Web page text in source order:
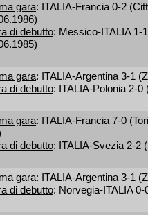
gara: ITALIA-Francia 0-2
di debutto: Messico-ITALIA 1-
gara: ITALIA-Argentina 3-1
di debutto: ITALIA-Polonia 2-
gara: ITALIA-Francia 7-0
di debutto: ITALIA-Svezia 2-2
gara: ITALIA-Argentina 3-1
di debutto: Norvegia-ITALIA